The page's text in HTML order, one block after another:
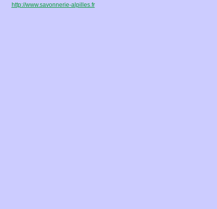
http://www.savonnerie-alpilles.fr